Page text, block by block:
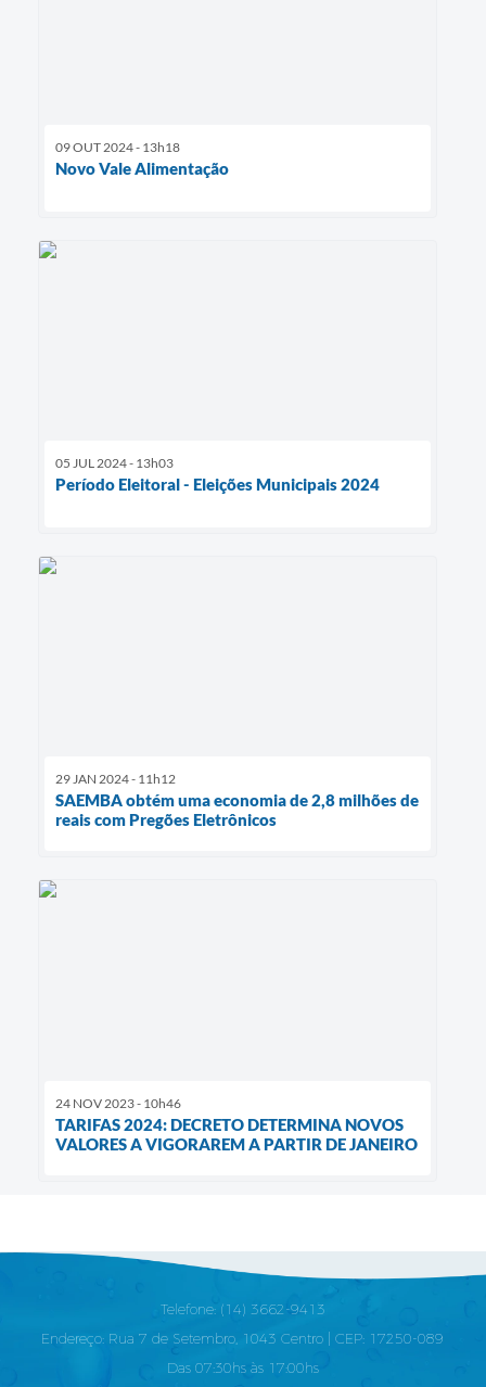
09 OUT 2024 - 13h18
Novo Vale Alimentação
05 JUL 2024 - 13h03
Período Eleitoral - Eleições Municipais 2024
29 JAN 2024 - 11h12
SAEMBA obtém uma economia de 2,8 milhões de
reais com Pregões Eletrônicos
24 NOV 2023 - 10h46
TARIFAS 2024: DECRETO DETERMINA NOVOS
VALORES A VIGORAREM A PARTIR DE JANEIRO
Telefone: (14) 3662-9413
Endereço: Rua 7 de Setembro, 1043 Centro | CEP: 17250-089
Das 07:30hs às 17:00hs